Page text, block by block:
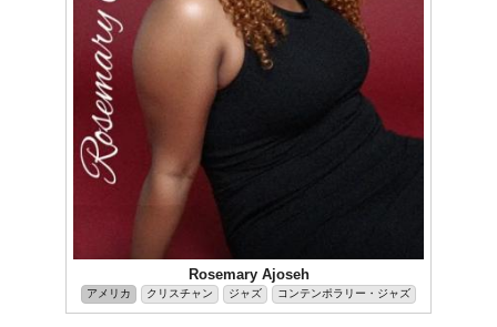
Rosemary Ajoseh
アメリカ クリスチャン ジャズ コンテンポラリー・ジャズ